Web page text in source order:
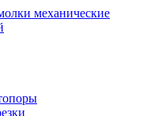
механические